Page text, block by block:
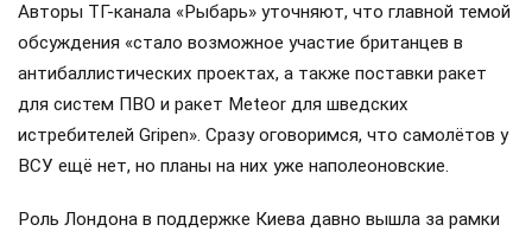
Авторы ТГ-канала «Рыбарь» уточняют, что главной темой
обсуждения «стало возможное участие британцев в
антибаллистических проектах, а также поставки ракет
для систем ПВО и ракет Meteor для шведских
истребителей Gripen». Сразу оговоримся, что самолётов у
ВСУ ещё нет, но планы на них уже наполеоновские.
Роль Лондона в поддержке Киева давно вышла за рамки